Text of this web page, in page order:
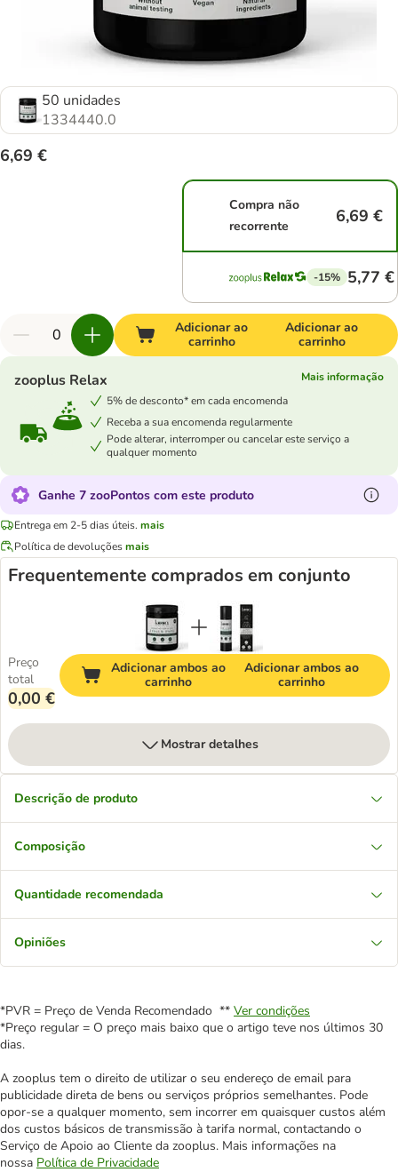
50 unidades
1334440.0
6,69 €
Compra não
recorrente
6,69 €
-15% 5,77 €
Adicionar ao
carrinho
Adicionar ao
carrinho
zooplus Relax
Mais informação
5% de desconto* em cada encomenda
Receba a sua encomenda regularmente
Pode alterar, interromper ou cancelar este serviço a
qualquer momento
Ganhe 7 zooPontos com este produto
Entrega em 2-5 dias úteis. mais
Política de devoluçõesmais
Frequentemente comprados em conjunto
Preço
total
0,00 €
Adicionar ambos ao
carrinho
Adicionar ambos ao
carrinho
Mostrar detalhes
Descrição de produto
Composição
Quantidade recomendada
Opiniões
*PVR = Preço de Venda Recomendado ** Ver condições
*Preço regular = O preço mais baixo que o artigo teve nos últimos 30
dias.
A zooplus tem o direito de utilizar o seu endereço de email para
publicidade direta de bens ou serviços próprios semelhantes. Pode
opor-se a qualquer momento, sem incorrer em quaisquer custos além
dos custos básicos de transmissão à tarifa normal, contactando o
Serviço de Apoio ao Cliente da zooplus. Mais informações na
nossa Política de Privacidade